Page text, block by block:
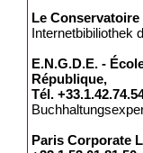
Le
Internetbibiliothek
E.N.G.D.E. -
République,
Tél.
Paris Corporate